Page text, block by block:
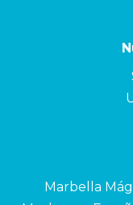
Marbella